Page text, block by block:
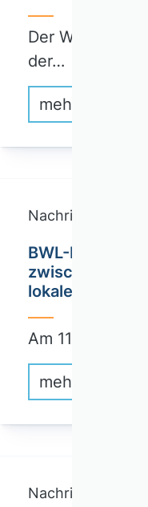
Der Weg zur
der…
mehr erfahren
Nachricht
BWL-
zwischen
lokalen
Am 11.
mehr erfahren
Nachricht